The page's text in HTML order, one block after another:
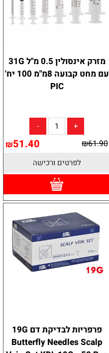
מזרק אינסולין 0.5 מ"ל 31G
עם מחט קבועה 8מ"מ 100 יח'
PIC
₪61.90
₪51.40
לפרטים ורכישה
פרפריות לבדיקת דם 19G
Butterfly Needles Scalp